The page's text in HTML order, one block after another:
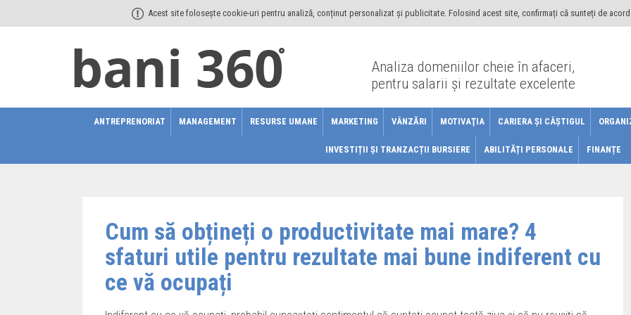
Acest site folosește cookie-uri pentru analiză, conținut personalizat și publicitate. Folosind acest site, confirmați că sunteți de
Analiza domeniilor cheie în afaceri,
pentru salarii şi rezultate excelente
ANTREPRENORIAT MANAGEMENT RESURSE UMANE MARKETING VÂNZĂRI MOTIVAŢIA CARIERA ŞI CÂŞTIGUL
INVESTIȚII ȘI TRANZACȚII BURSIERE ABILITĂȚI PERSONALE FINANȚE
Cum să obțineți o productivitate mai mare? 4
sfaturi utile pentru rezultate mai bune indiferent cu
ce vă ocupați